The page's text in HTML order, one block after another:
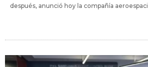
después, anunció hoy la compañía